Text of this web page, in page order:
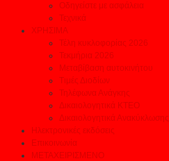
Οδηγείστε με ασφάλεια
Τεχνικά
ΧΡΗΣΙΜΑ
Τέλη κυκλοφορίας 2026
Τεκμήρια 2026
Μεταβίβαση αυτοκινήτου
Τιμές Διοδίων
Τηλέφωνα Ανάγκης
Δικαιολογητικά ΚΤΕΟ
Δικαιολογητικά Ανακύκλωσης
Ηλεκτρονικές εκδόσεις
Επικοινωνία
ΜΕΤΑΧΕΙΡΙΣΜΕΝΟ